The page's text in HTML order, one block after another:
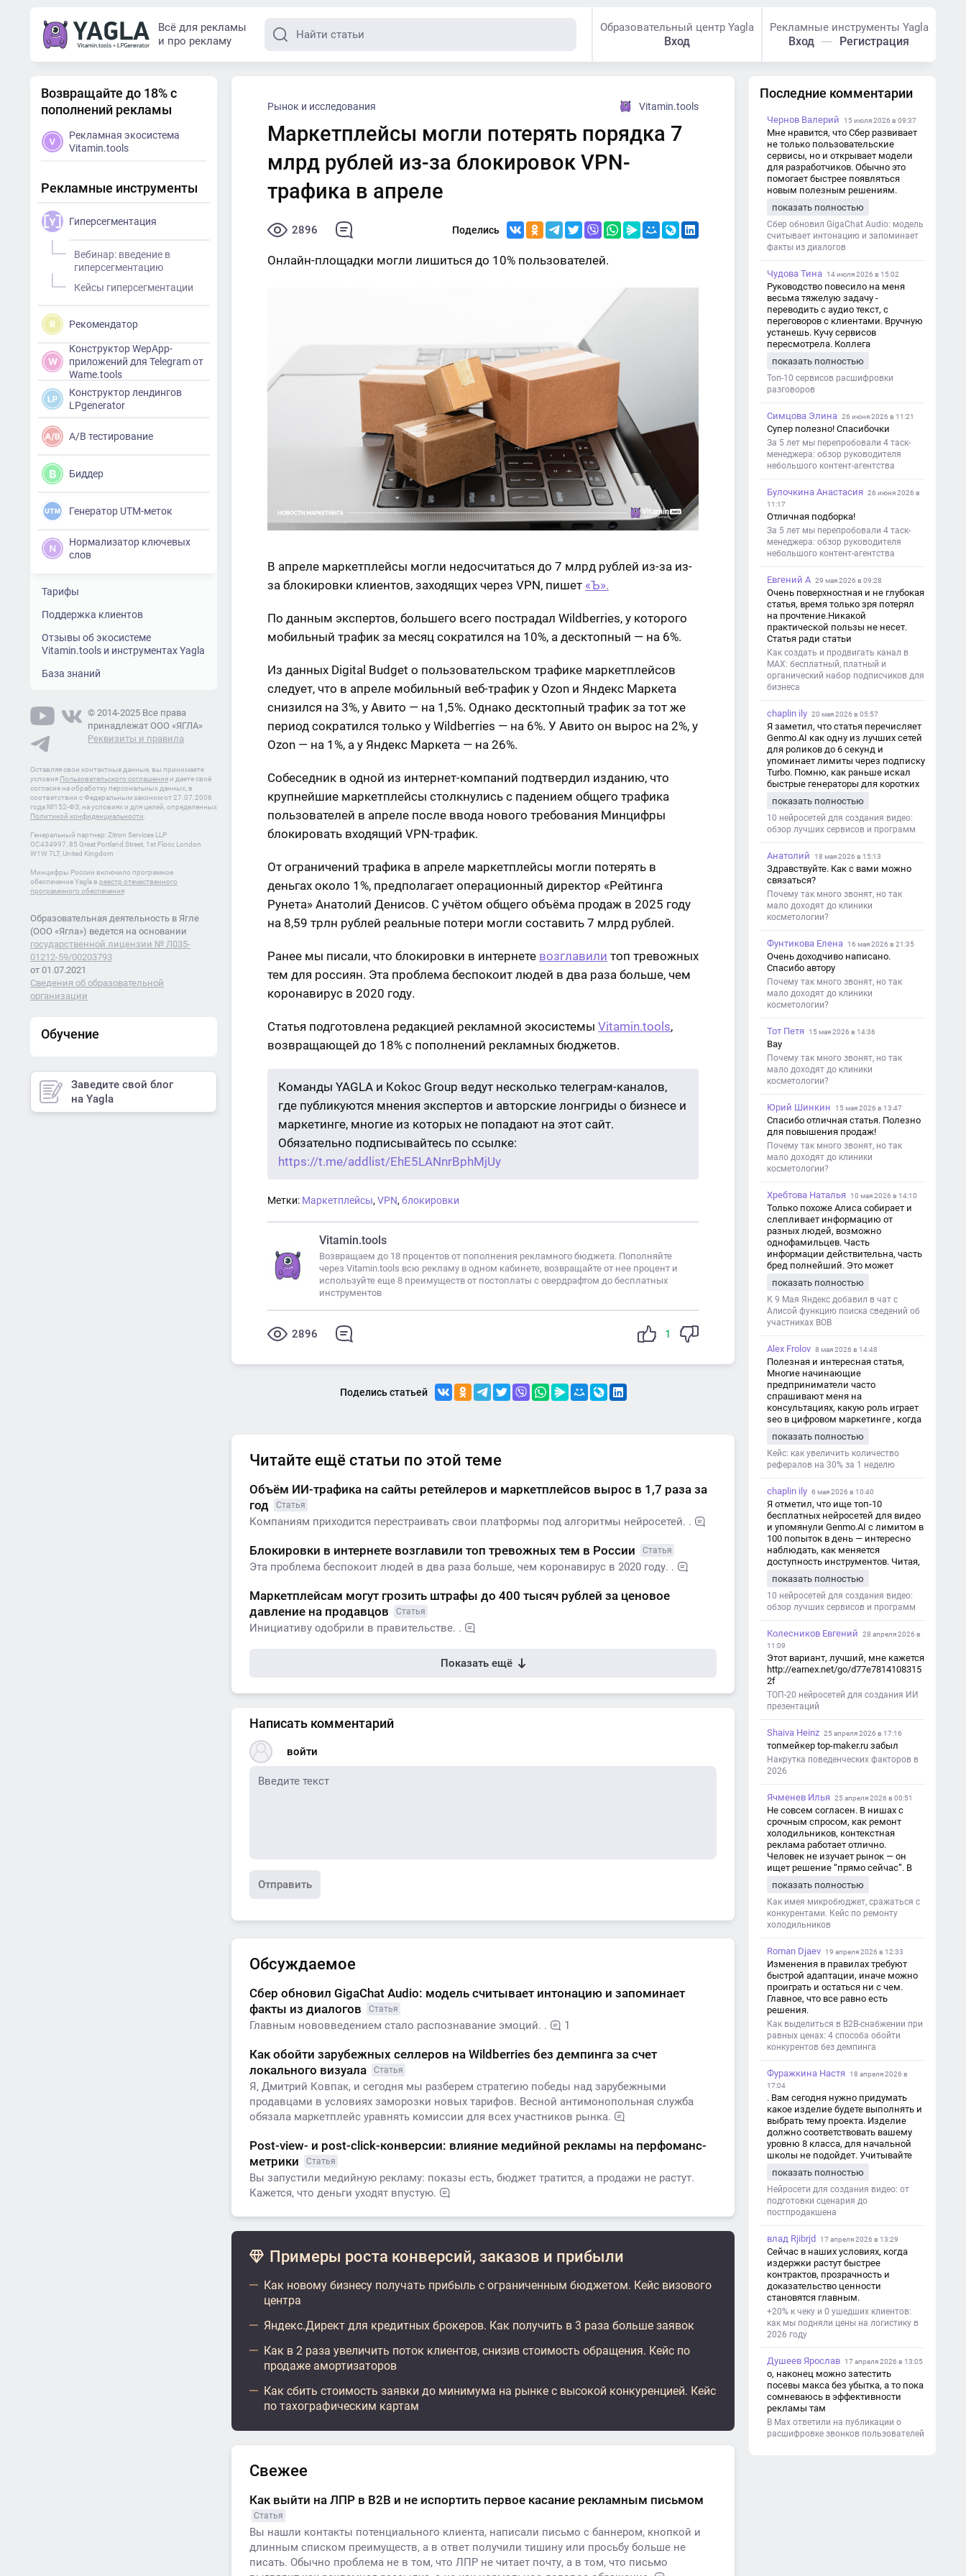
Всё для рекламы
и про рекламу
Образовательный центр Yagla
Вход
Рекламные инструменты Yagla
Вход Регистрация
Рынок и исследования Vitamin.tools
Маркетплейсы могли потерять порядка 7
млрд рублей из-за блокировок VPN-
трафика в апреле
2896 Поделись
Онлайн-площадки могли лишиться до 10% пользователей.
В апреле маркетплейсы могли недосчитаться до 7 млрд рублей из-за из-
за блокировки клиентов, заходящих через VPN, пишет «Ъ».
По данным экспертов, большего всего пострадал Wildberries, у которого
мобильный трафик за месяц сократился на 10%, а десктопный — на 6%.
Из данных Digital Budget о пользовательском трафике маркетплейсов
следует, что в апреле мобильный веб-трафик у Ozon и Яндекс Маркета
снизился на 3%, у Авито — на 1,5%. Однако десктопный трафик за тот же
период сократился только у Wildberries — на 6%. У Авито он вырос на 2%, у
Ozon — на 1%, а у Яндекс Маркета — на 26%.
Собеседник в одной из интернет-компаний подтвердил изданию, что
крупнейшие маркетплейсы столкнулись с падением общего трафика
пользователей в апреле после ввода нового требования Минцифры
блокировать входящий VPN-трафик.
От ограничений трафика в апреле маркетплейсы могли потерять в
деньгах около 1%, предполагает операционный директор «Рейтинга
Рунета» Анатолий Денисов. С учётом общего объёма продаж в 2025 году
на 8,59 трлн рублей реальные потери могли составить 7 млрд рублей.
Ранее мы писали, что блокировки в интернете возглавили топ тревожных
тем для россиян. Эта проблема беспокоит людей в два раза больше, чем
коронавирус в 2020 году.
Статья подготовлена редакцией рекламной экосистемы Vitamin.tools,
возвращающей до 18% с пополнений рекламных бюджетов.
Команды YAGLA и Kokoc Group ведут несколько телеграм-каналов,
где публикуются мнения экспертов и авторские лонгриды о бизнесе и
маркетинге, многие из которых не попадают на этот сайт.
Обязательно подписывайтесь по ссылке:
https://t.me/addlist/EhE5LANnrBphMjUy
Метки: Маркетплейсы, VPN, блокировки
Vitamin.tools
Возвращаем до 18 процентов от пополнения рекламного бюджета. Пополняйте
через Vitamin.tools всю рекламу в одном кабинете, возвращайте от нее процент и
используйте еще 8 преимуществ от постоплаты с овердрафтом до бесплатных
инструментов
2896 1
Поделись статьей
Читайте ещё статьи по этой теме
Объём ИИ-трафика на сайты ретейлеров и маркетплейсов вырос в 1,7 раза за
год
Статья
Компаниям приходится перестраивать свои платформы под алгоритмы нейросетей. .
Блокировки в интернете возглавили топ тревожных тем в России Статья
Эта проблема беспокоит людей в два раза больше, чем коронавирус в 2020 году. .
Маркетплейсам могут грозить штрафы до 400 тысяч рублей за ценовое
давление на продавцов
Статья
Инициативу одобрили в правительстве. .
Показать ещё
Написать комментарий
войти
Отправить
Обсуждаемое
Сбер обновил GigaChat Audio: модель считывает интонацию и запоминает
факты из диалогов
Статья
Главным нововведением стало распознавание эмоций. . 1
Как обойти зарубежных селлеров на Wildberries без демпинга за счет
локального визуала
Статья
Я, Дмитрий Ковпак, и сегодня мы разберем стратегию победы над зарубежными
продавцами в условиях заморозки новых тарифов. Весной антимонопольная служба
обязала маркетплейс уравнять комиссии для всех участников рынка.
Post-view- и post-click-конверсии: влияние медийной рекламы на перфоманс-
метрики
Статья
Вы запустили медийную рекламу: показы есть, бюджет тратится, а продажи не растут.
Кажется, что деньги уходят впустую.
Примеры роста конверсий, заказов и прибыли
Как новому бизнесу получать прибыль с ограниченным бюджетом. Кейс визового
центра
Яндекс.Директ для кредитных брокеров. Как получить в 3 раза больше заявок
Как в 2 раза увеличить поток клиентов, снизив стоимость обращения. Кейс по
продаже амортизаторов
Как сбить стоимость заявки до минимума на рынке с высокой конкуренцией. Кейс
по тахографическим картам
Свежее
Как выйти на ЛПР в B2B и не испортить первое касание рекламным письмом
Статья
Вы нашли контакты потенциального клиента, написали письмо с баннером, кнопкой и
длинным списком преимуществ, а в ответ получили тишину или просьбу больше не
писать. Обычно проблема не в том, что ЛПР не читает почту, а в том, что письмо
Возвращайте до 18% с
пополнений рекламы
Рекламная экосистема
Vitamin.tools
Рекламные инструменты
Гиперсегментация
Вебинар: введение в
гиперсегментацию
Кейсы гиперсегментации
Рекомендатор
Конструктор WepApp-
приложений для Telegram от
Wame.tools
Конструктор лендингов
LPgenerator
A/B тестирование
Биддер
Генератор UTM-меток
Нормализатор ключевых
слов
Тарифы
Поддержка клиентов
Отзывы об экосистеме
Vitamin.tools и инструментах Yagla
База знаний
© 2014-2025 Все права
принадлежат ООО «ЯГЛА»
Реквизиты и правила
Оставляя свои контактные данные, вы принимаете
условия Пользовательского соглашения и даете своё
согласие на обработку персональных данных, в
соответствии с Федеральным законом от 27.07.2006
года №152-ФЗ, на условиях и для целей, определенных
Политикой конфиденциальности
Генеральный партнер: Zitron Services LLP
OC434997, 85 Great Portland Street, 1st Floor, London
W1W 7LT, United Kingdom
Минцифры России включило програмное
обеспечение Yagla в реестр отечественного
программного обеспечения
Образовательная деятельность в Ягле
(ООО «Ягла») ведется на основании
государственной лицензии № Л035-
01212-59/00203793
от 01.07.2021
Сведения об образовательной
организации
Обучение
Заведите свой блог
на Yagla
Последние комментарии
Чернов Валерий 15 июля 2026 в 09:37
Мне нравится, что Сбер развивает
не только пользовательские
сервисы, но и открывает модели
для разработчиков. Обычно это
помогает быстрее появляться
новым полезным решениям.
показать полностью
Сбер обновил GigaChat Audio: модель
считывает интонацию и запоминает
факты из диалогов
Чудова Тина 14 июля 2026 в 15:02
Руководство повесило на меня
весьма тяжелую задачу -
переводить с аудио текст, с
переговоров с клиентами. Вручную
устанешь. Кучу сервисов
пересмотрела. Коллега
хорошо переводит. Мало
редактировать по итогу. Советую.
показать полностью
Топ-10 сервисов расшифровки
разговоров
Симцова Элина 26 июня 2026 в 11:21
Супер полезно! Спасибочки
За 5 лет мы перепробовали 4 таск-
менеджера: обзор руководителя
небольшого контент-агентства
Булочкина Анастасия
26 июня 2026 в
11:17
Отличная подборка!
За 5 лет мы перепробовали 4 таск-
менеджера: обзор руководителя
небольшого контент-агентства
Евгений А 29 мая 2026 в 09:28
Очень поверхностная и не глубокая
статья, время только зря потерял
на прочтение.Никакой
практической пользы не несет.
Статья ради статьи
Как создать и продвигать канал в
MAX: бесплатный, платный и
органический набор подписчиков для
бизнеса
chaplin ily 20 мая 2026 в 05:57
Я заметил, что статья перечисляет
Genmo.AI как одну из лучших сетей
для роликов до 6 секунд и
упоминает лимиты через подписку
Turbo. Помню, как раньше искал
быстрые генераторы для коротких
такой обзор именно с акцентом на
ограничения и подпись. Image V2
показать полностью
10 нейросетей для создания видео:
обзор лучших сервисов и программ
Анатолий 18 мая 2026 в 15:13
Здравствуйте. Как с вами можно
связаться?
Почему так много звонят, но так
мало доходят до клиники
косметологии?
Фунтикова Елена 16 мая 2026 в 21:35
Очень доходчиво написано.
Спасибо автору
Почему так много звонят, но так
мало доходят до клиники
косметологии?
Тот Петя 15 мая 2026 в 14:36
Вау
Почему так много звонят, но так
мало доходят до клиники
косметологии?
Юрий Шинкин 15 мая 2026 в 13:47
Спасибо отличная статья. Полезно
для повышения продаж!
Почему так много звонят, но так
мало доходят до клиники
косметологии?
Хребтова Наталья 10 мая 2026 в 14:10
Только похоже Алиса собирает и
слепливает информацию от
разных людей, возможно
однофамильцев. Часть
информации действительна, часть
бред полнейший. Это может
дезинформации
показать полностью
К 9 Мая Яндекс добавил в чат с
Алисой функцию поиска сведений об
участниках ВОВ
Alex Frolov 8 мая 2026 в 14:48
Полезная и интересная статья,
Многие начинающие
предприниматели часто
спрашивают меня на
консультациях, какую роль играет
seo в цифровом маркетинге , когда
обсуждаем их проект:
https://aseotop.com/kakuyu-rol-igraet-
seo-v-czifrovom-marketinge/
показать полностью
Кейс: как увеличить количество
рефералов на 30% за 1 неделю
chaplin ily 6 мая 2026 в 10:40
Я отметил, что ище топ-10
бесплатных нейросетей для видео
и упомянули Genmo.AI с лимитом в
100 попыток в день — интересно
наблюдать, как меняется
доступность инструментов. Читая,
с короткими клипами в телеграм-
каналах YAGLA и Kokoc Group. Flux 2
показать полностью
10 нейросетей для создания видео:
обзор лучших сервисов и программ
Колесников Евгений
28 апреля 2026 в
11:09
Этот вариант, лучший, мне кажется
http://earnex.net/go/d77e7814108315
2f
ТОП-20 нейросетей для создания ИИ
презентаций
Shaiva Heinz 25 апреля 2026 в 17:16
топмейкер top-maker.ru забыл
Накрутка поведенческих факторов в
2026
Ячменев Илья 25 апреля 2026 в 00:51
Не совсем согласен. В нишах с
срочным спросом, как ремонт
холодильников, контекстная
реклама работает отлично.
Человек не изучает рынок — он
ищет решение “прямо сейчас”. В
и ловит самый горячий трафик,
тогда как SEO в таких задачах
просто не успевает.
показать полностью
Как имея микробюджет, сражаться с
конкурентами. Кейс по ремонту
холодильников
Roman Djaev 19 апреля 2026 в 12:33
Изменения в правилах требуют
быстрой адаптации, иначе можно
проиграть и остаться ни с чем.
Главное, что все равно есть
решения.
Как выделиться в B2B-снабжении при
равных ценах: 4 способа обойти
конкурентов без демпинга
Фуражкина Настя
18 апреля 2026 в
17:04
. Вам сегодня нужно придумать
какое изделие будете выполнять и
выбрать тему проекта. Изделие
должно соответствовать вашему
уровню 8 класса, для начальной
школы не подойдет. Учитывайте
уровня работы. Структура проекта 1.
Титульный лист - Название школы.
- Тип работы: «Проектная работа». -
Тема проекта. - Кто выполнил:
должность учителя. - Город, год. 2.
Введение - Актуальность темы
(почему это важно). - Цель и
задачи проекта. - Объект и предмет
исследования. - Методы работы. 3.
Основная часть - Теоретическая
основные понятия. - Практическая
глава: что сделано (исследование,
опрос, создание изделия и т. д.). -
Заключение - Краткие выводы по
проекту. - Достигнута ли цель. -
Практическая значимость работы.
5. Список литературы Перечень
использованных книг, статей,
сайтов. 6. Приложения (по
необходимости) Таблицы,
показать полностью
Нейросети для создания видео: от
подготовки сценария до
постпродакшена
влад Rjibrjd 17 апреля 2026 в 13:29
Сейчас в наших условиях, когда
издержки растут быстрее
контрактов, прозрачность и
доказательство ценности
становятся главным.
+20% к чеку и 0 ушедших клиентов:
как мы подняли цены на логистику в
2026 году
Душеев Ярослав 17 апреля 2026 в 13:05
о, наконец можно затестить
посевы макса без убытка, а то пока
сомневаюсь в эффективности
рекламы там
В Max ответили на публикации о
расшифровке звонков пользователей